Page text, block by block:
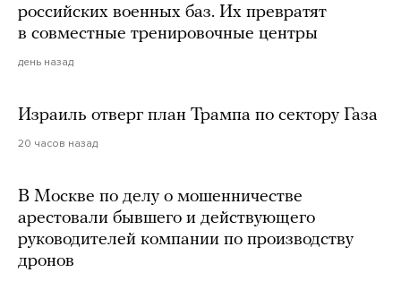
российских военных баз. Их превратят
в совместные тренировочные центры
день назад
Израиль отверг план Трампа по сектору Газа
20 часов назад
В Москве по делу о мошенничестве
арестовали бывшего и действующего
руководителей компании по производству
дронов